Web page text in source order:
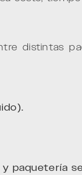
distintas
paquetería